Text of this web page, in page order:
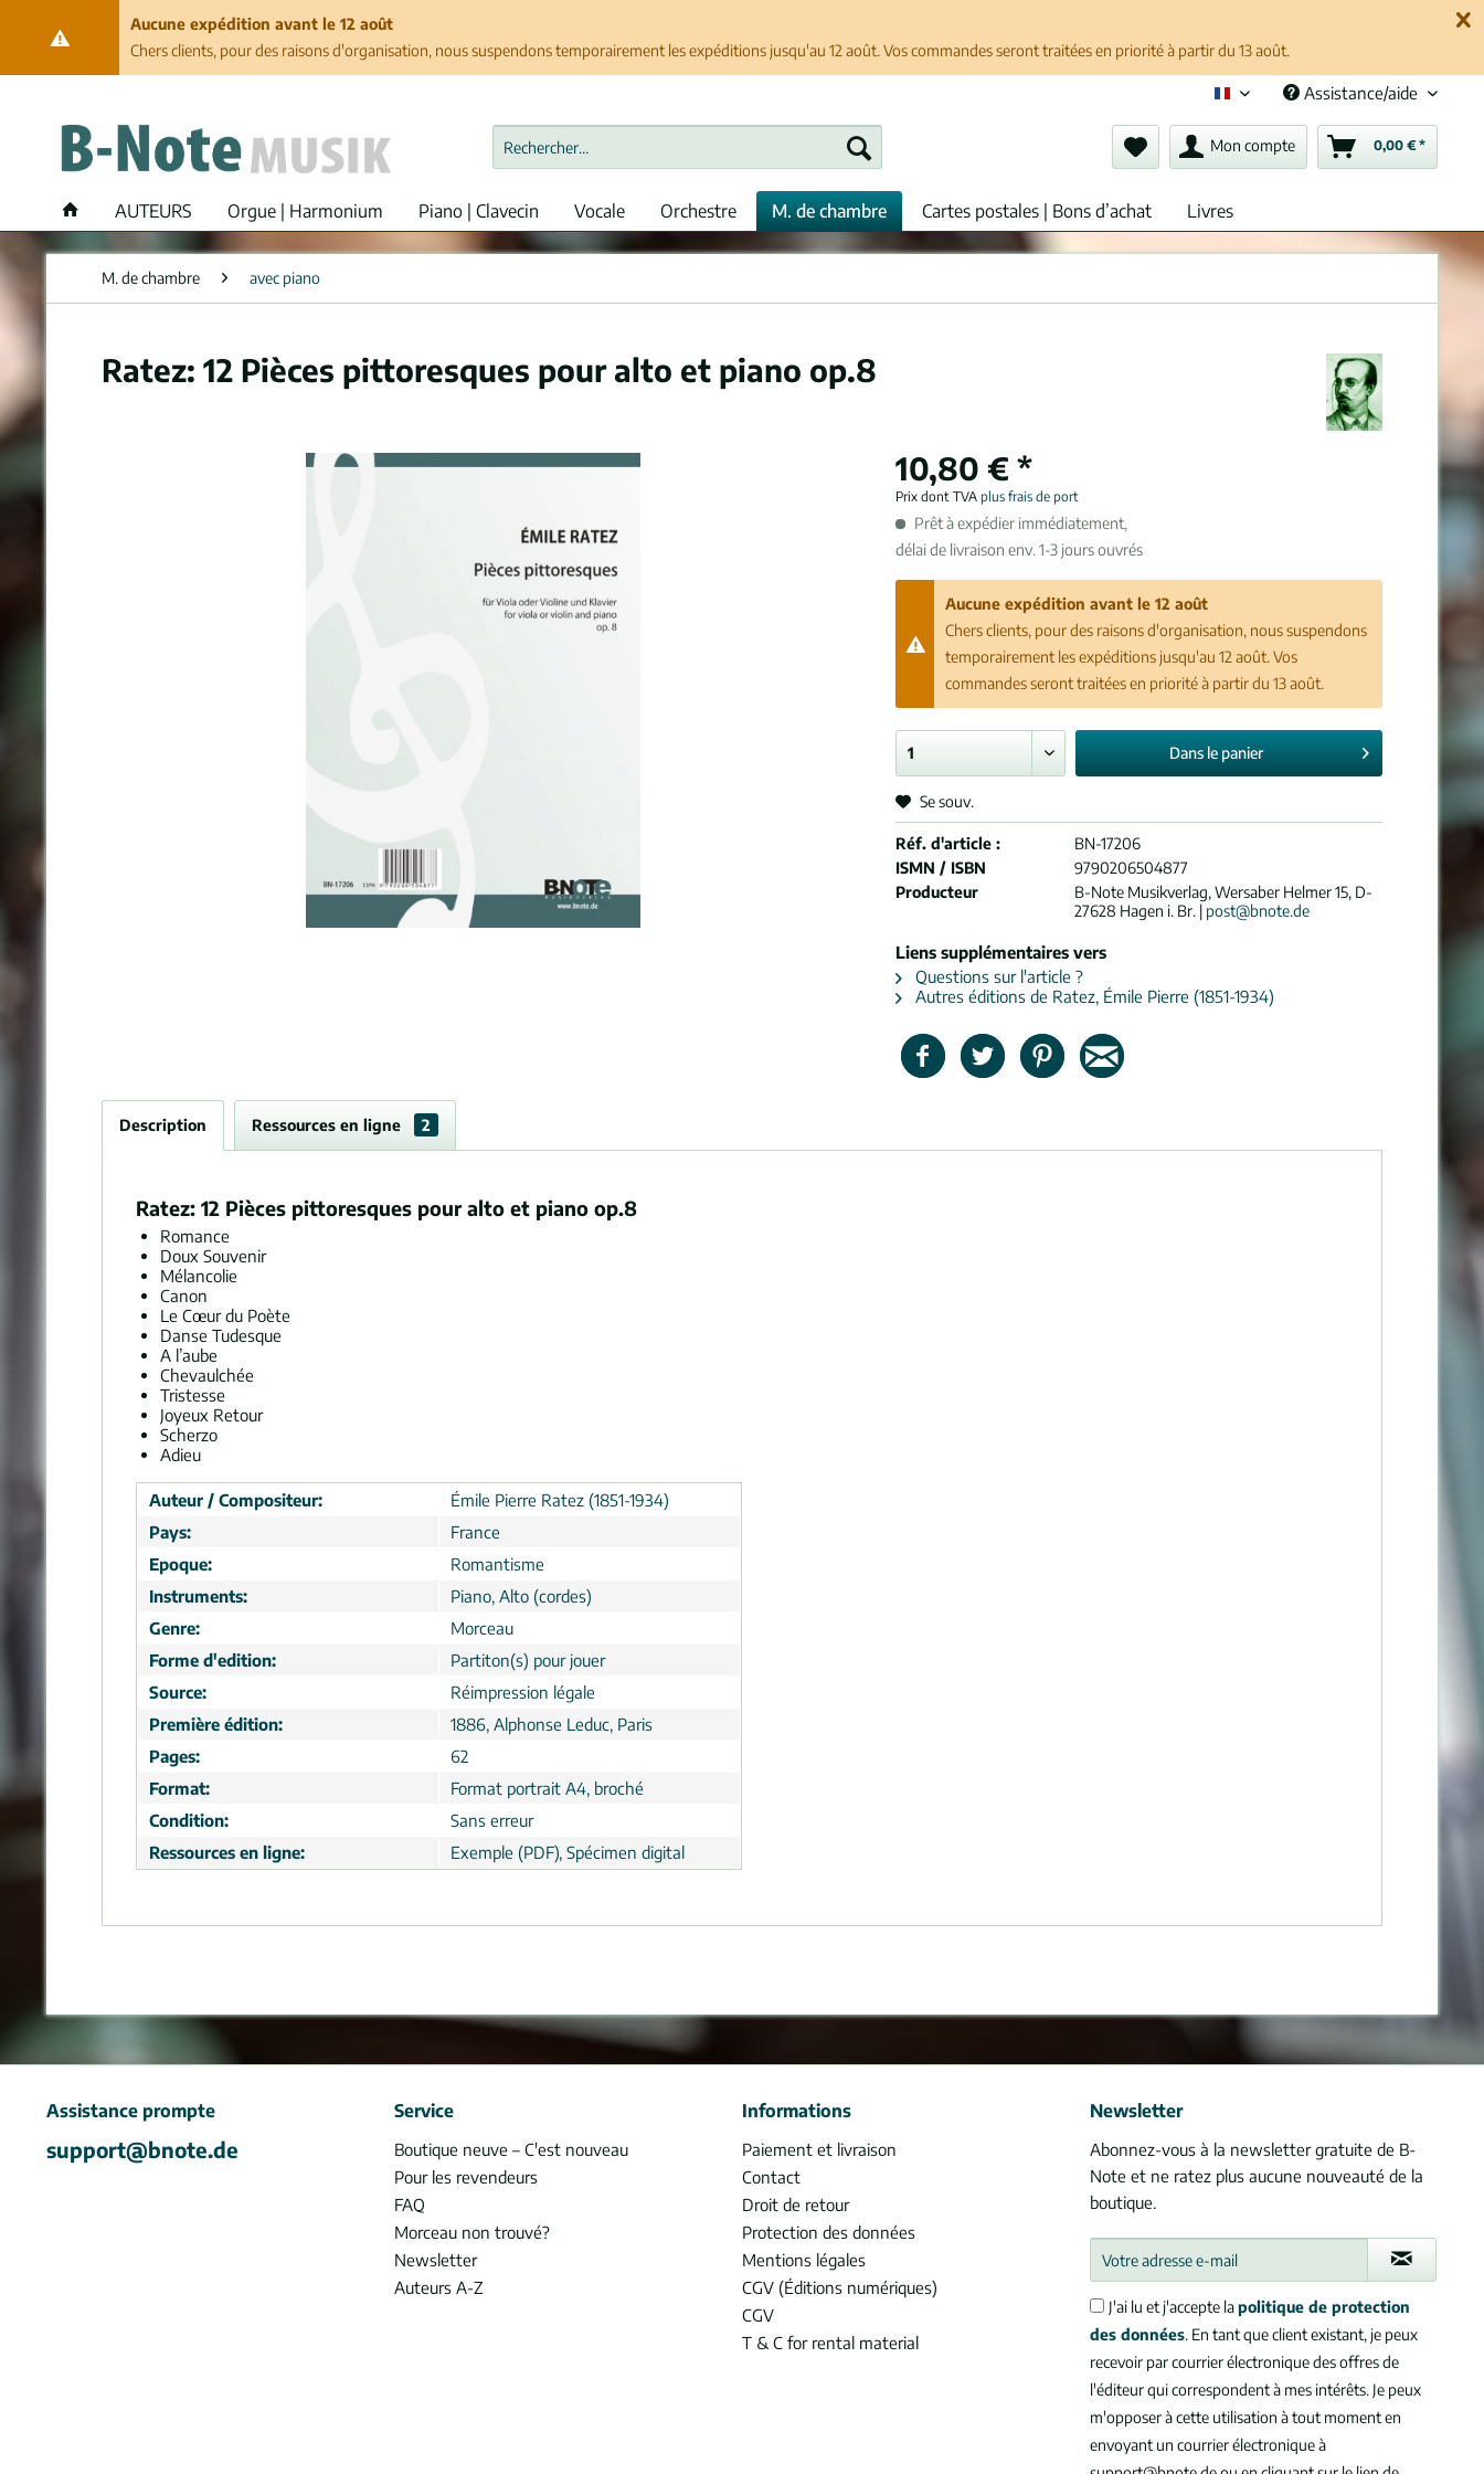
Aucune expédition avant le 12 août
Chers clients, pour des raisons d'organisation, nous suspendons temporairement les expéditions jusqu'au 12 août. Vos commandes seront traitées en priorité à partir du 13 août.
Français (fr)Assistance/aide
Mon compte 0,00 € *
AUTEURS Orgue | Harmonium Piano | Clavecin Vocale Orchestre M. de chambre Cartes postales | Bons d’achat Livres
M. de chambre avec piano
Ratez: 12 Pièces pittoresques pour alto et piano op.8
10,80 € *
Prix dont TVAplus frais de port
Prêt à expédier immédiatement,
délai de livraison env. 1-3 jours ouvrés
Aucune expédition avant le 12 août
Chers clients, pour des raisons d'organisation, nous suspendons
temporairement les expéditions jusqu'au 12 août. Vos
commandes seront traitées en priorité à partir du 13 août.
Dans le panier
Se souv.
Réf. d'article :
BN-17206
ISMN / ISBN
9790206504877
Producteur
B-Note Musikverlag, Wersaber Helmer 15, D-
27628 Hagen i. Br. | post@bnote.de
Liens supplémentaires vers
Questions sur l'article ?
Autres éditions de Ratez, Émile Pierre (1851-1934)
Description Ressources en ligne 2
Ratez: 12 Pièces pittoresques pour alto et piano op.8
Romance
Doux Souvenir
Mélancolie
Canon
Le Cœur du Poète
Danse Tudesque
A l’aube
Chevaulchée
Tristesse
Joyeux Retour
Scherzo
Adieu
Auteur / Compositeur:
Émile Pierre Ratez (1851-1934)
Pays:
France
Epoque:
Romantisme
Instruments:
Piano, Alto (cordes)
Genre:
Morceau
Forme d'edition:
Partiton(s) pour jouer
Source:
Réimpression légale
Première édition:
1886, Alphonse Leduc, Paris
Pages:
62
Format:
Format portrait A4, broché
Condition:
Sans erreur
Ressources en ligne:
Exemple (PDF), Spécimen digital
Assistance prompte
support@bnote.de
Service
Boutique neuve – C'est nouveau
Pour les revendeurs
FAQ
Morceau non trouvé?
Newsletter
Auteurs A-Z
Informations
Paiement et livraison
Contact
Droit de retour
Protection des données
Mentions légales
CGV (Éditions numériques)
CGV
T & C for rental material
Newsletter
Abonnez-vous à la newsletter gratuite de B-
Note et ne ratez plus aucune nouveauté de la
boutique.
J'ai lu et j'accepte lapolitique de protection
des données. En tant que client existant, je peux
recevoir par courrier électronique des offres de
l'éditeur qui correspondent à mes intérêts. Je peux
m'opposer à cette utilisation à tout moment en
envoyant un courrier électronique à